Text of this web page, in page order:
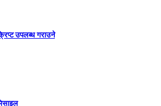
उपलब्ध गराउने